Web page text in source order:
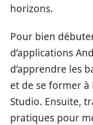
horizons.
Pour bien
d’applications
d’apprendre les
et de se former à
Studio. Ensuite,
pratiques pour